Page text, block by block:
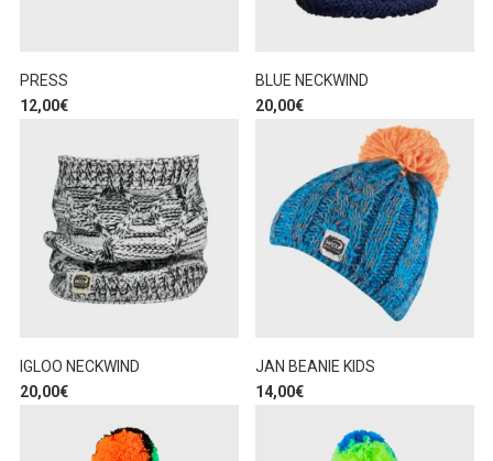
PRESS
12,00€
BLUE NECKWIND
20,00€
IGLOO NECKWIND
20,00€
JAN BEANIE KIDS
14,00€